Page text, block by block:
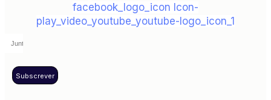
facebook_logo_icon Icon-
play_video_youtube_youtube-logo_icon_1
Subscrever